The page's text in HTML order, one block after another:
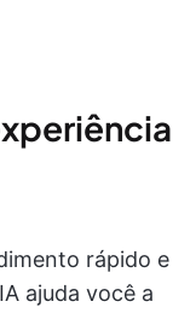
rápido e
ajuda você a